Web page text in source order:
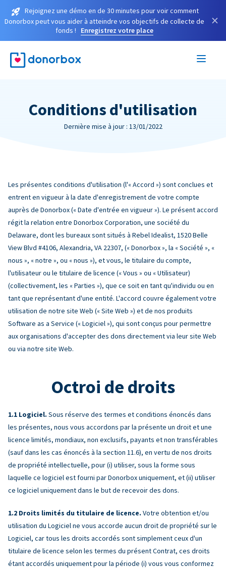
Rejoignez une démo en de 30 minutes pour voir comment
Donorbox peut vous aider à atteindre vos objectifs de collecte de
fonds !
Enregistrez votre place
×
Conditions d'utilisation
Dernière mise à jour : 13/01/2022
Les présentes conditions d'utilisation (l'« Accord ») sont conclues et
entrent en vigueur à la date d'enregistrement de votre compte
auprès de Donorbox (« Date d'entrée en vigueur »). Le présent accord
régit la relation entre Donorbox Corporation, une société du
Delaware, dont les bureaux sont situés à Rebel Idealist, 1520 Belle
View Blvd #4106, Alexandria, VA 22307, (« Donorbox », la « Société », «
nous », « notre », ou « nous »), et vous, le titulaire du compte,
l'utilisateur ou le titulaire de licence (« Vous » ou « Utilisateur)
(collectivement, les « Parties »), que ce soit en tant qu'individu ou en
tant que représentant d'une entité. L'accord couvre également votre
utilisation de notre site Web (« Site Web ») et de nos produits
Software as a Service (« Logiciel »), qui sont conçus pour permettre
aux organisations d'accepter des dons directement via leur site Web
ou via notre site Web.
Octroi de droits
Logiciel. Sous réserve des termes et conditions énoncés dans
les présentes, nous vous accordons par la présente un droit et une
licence limités, mondiaux, non exclusifs, payants et non transférables
(sauf dans les cas énoncés à la section 11.6), en vertu de nos droits
de propriété intellectuelle, pour (i) utiliser, sous la forme sous
laquelle ce logiciel est fourni par Donorbox uniquement, et (ii) utiliser
ce logiciel uniquement dans le but de recevoir des dons.
Droits limités du titulaire de licence. Votre obtention et/ou
utilisation du Logiciel ne vous accorde aucun droit de propriété sur le
Logiciel, car tous les droits accordés sont simplement ceux d'un
titulaire de licence selon les termes du présent Contrat, ces droits
étant accordés uniquement pour la période (i) vous vous conformez